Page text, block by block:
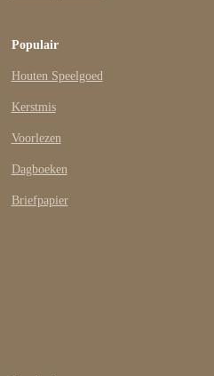
Populair
Houten Speelgoed
Kerstmis
Voorlezen
Dagboeken
Briefpapier